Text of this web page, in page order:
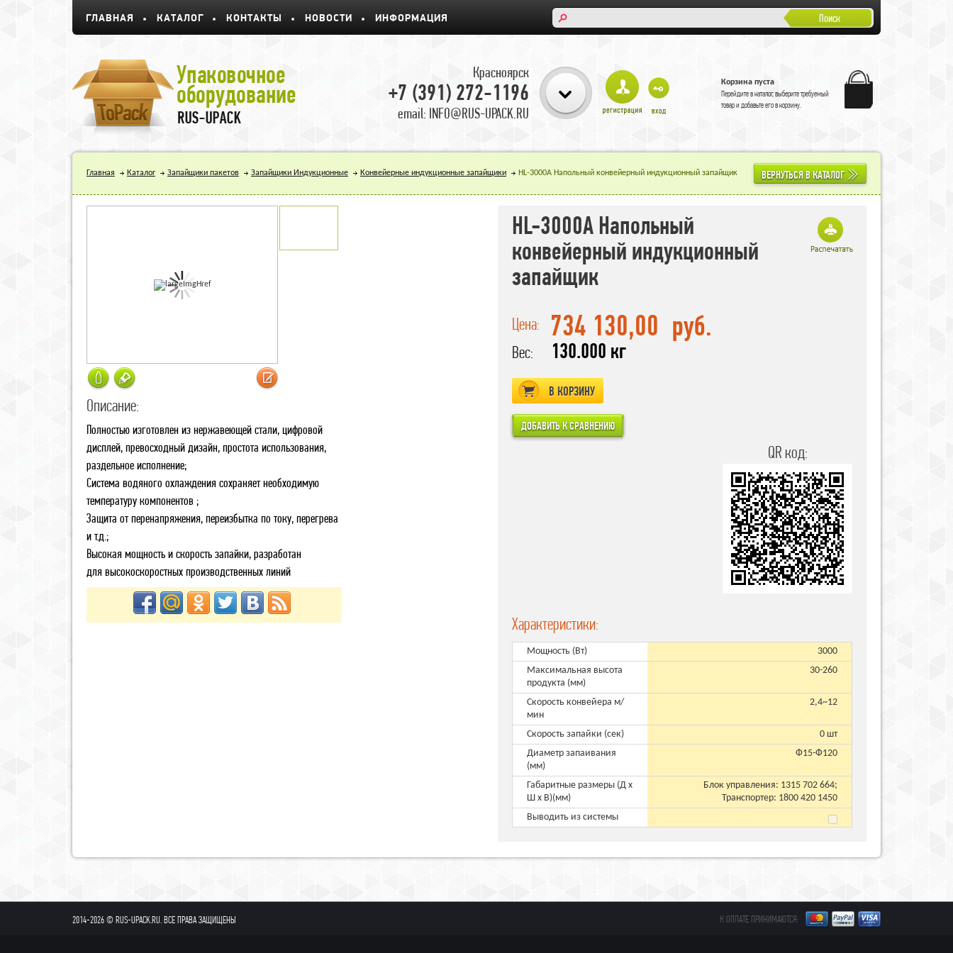
ГЛАВНАЯ КАТАЛОГ КОНТАКТЫ НОВОСТИ ИНФОРМАЦИЯ Поиск
Красноярск
+7 (391) 272-1196
email: INFO@RUS-UPACK.RU
Корзина пуста
Перейдите вкаталог, выберите требуемый
товар и добавьте его в корзину.
Главная Каталог Запайщики пакетов Запайщики Индукционные Конвейерные индукционные запайщики HL-3000A Напольный конвейерный индукционный запайщик ВЕРНУТЬСЯ В КАТАЛОГ
Описание:
Полностью изготовлен из нержавеющей стали, цифровой
дисплей, превосходный дизайн, простота использования,
раздельное исполнение;
Система водяного охлаждения сохраняет необходимую
температуру компонентов ;
Защита от перенапряжения, переизбытка по току, перегрева
и т.д.;
Высокая мощность и скорость запайки, разработан
для высокоскоростных производственных линий
HL-3000A Напольный
конвейерный индукционный
запайщик
Цена: 734 130,00 руб.
Вес: 130.000 кг
В КОРЗИНУ
QR код:
Характеристики:
Мощность (Вт)
3000
Максимальная высота
продукта (мм)
30-260
Скорость конвейера м/
мин
2,4~12
Скорость запайки (сек)
0 шт
Диаметр запаивания
(мм)
Ф15-Ф120
Габаритные размеры (Д х
Ш х В)(мм)
Блок управления: 1315 702 664;
Транспортер: 1800 420 1450
Выводить из системы
2014-2026 © RUS-UPACK.RU. ВСЕ ПРАВА ЗАЩИЩЕНЫ К ОПЛАТЕ ПРИНИМАЮТСЯ: